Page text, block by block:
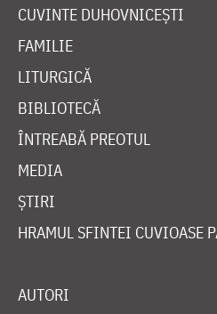
CUVINTE DUHOVNICEȘTI
FAMILIE
LITURGICĂ
BIBLIOTECĂ
ÎNTREABĂ PREOTUL
MEDIA
ȘTIRI
HRAMUL SFINTEI CUVIOASE
AUTORI